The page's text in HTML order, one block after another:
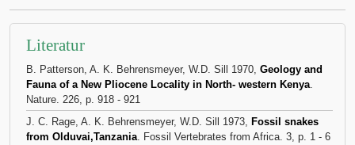
Literatur
B. Patterson, A. K. Behrensmeyer, W.D. Sill 1970, Geology and
Fauna of a New Pliocene Locality in North- western Kenya.
Nature. 226, p. 918 - 921
J. C. Rage, A. K. Behrensmeyer, W.D. Sill 1973, Fossil snakes
from Olduvai,Tanzania. Fossil Vertebrates from Africa. 3, p. 1 - 6